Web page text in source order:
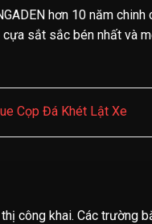
hơn 10 năm
sắt sắc bén nhất và
Cọp Đá Khét Lật Xe
công khai. Các trường